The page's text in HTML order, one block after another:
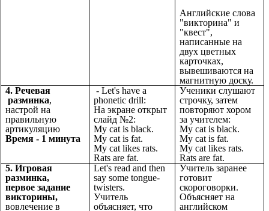
Английские слова
"викторина" и
"квест",
написанные на
двух цветных
карточках,
вывешиваются на
магнитную доску.
4. Речевая
разминка,
настрой на
правильную
артикуляцию
Время - 1 минута
- Let's have a
phonetic drill:
На экране открыт
слайд №2:
My cat is black.
My cat is fat.
My cat likes rats.
Rats are fat.
Ученики слушают
строчку, затем
повторяют хором
за учителем:
My cat is black.
My cat is fat.
My cat likes rats.
Rats are fat.
5. Игровая
разминка,
первое задание
викторины,
вовлечение в
Let's read and then
say some tongue-
twisters.
Учитель
объясняет, что
Учитель заранее
готовит
скороговорки.
Объясняет на
английском